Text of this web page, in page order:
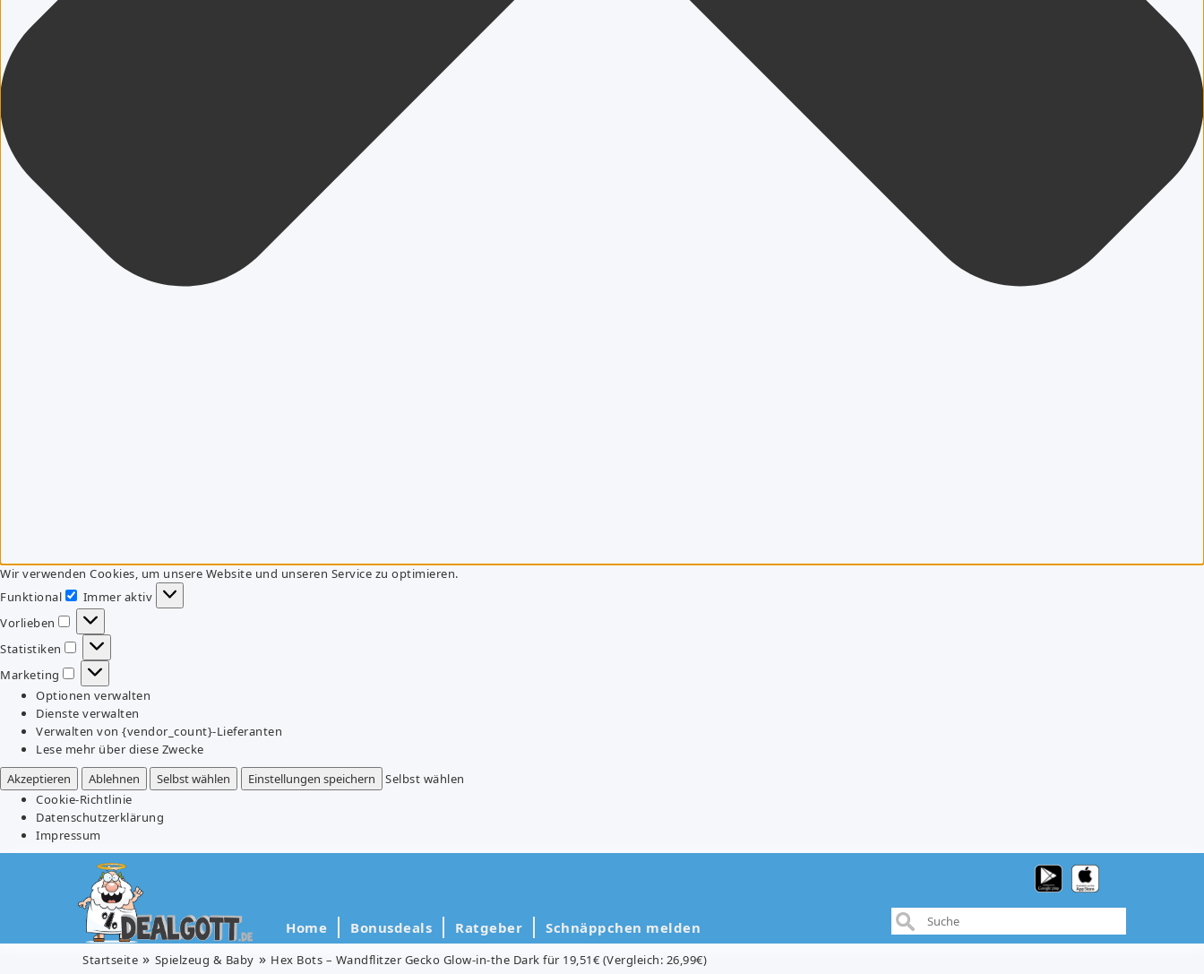
Wir verwenden Cookies, um unsere Website und unseren Service zu optimieren.
Funktional
Funktional
Immer aktiv
Vorlieben
Vorlieben
Statistiken
Statistiken
Marketing
Marketing
Optionen verwalten
Dienste verwalten
Verwalten von {vendor_count}-Lieferanten
Lese mehr über diese Zwecke
Akzeptieren
Ablehnen Selbst wählen Einstellungen speichern
Selbst wählen
Cookie-Richtlinie
Datenschutzerklärung
Impressum
Home Bonusdeals Ratgeber Schnäppchen melden
Startseite Spielzeug & Baby Hex Bots – Wandflitzer Gecko Glow-in-the Dark für 19,51€ (Vergleich: 26,99€)